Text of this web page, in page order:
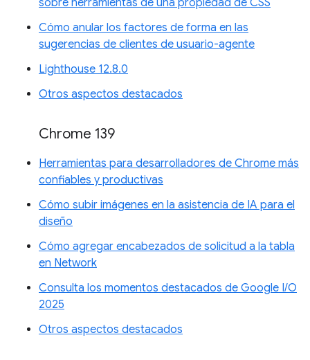
sobre herramientas de una propiedad de CSS
Cómo anular los factores de forma en las
sugerencias de clientes de usuario-agente
Lighthouse 12.8.0
Otros aspectos destacados
Chrome 139
Herramientas para desarrolladores de Chrome más
confiables y productivas
Cómo subir imágenes en la asistencia de IA para el
diseño
Cómo agregar encabezados de solicitud a la tabla
en Network
Consulta los momentos destacados de Google I/O
2025
Otros aspectos destacados